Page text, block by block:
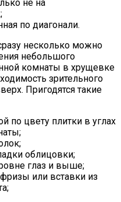
не на
по диагонали.
несколько можно
небольшого
комнаты в хрущевке
зрительного
Пригодятся такие
по цвету плитки в углах
облицовки;
глаз и выше;
или вставки из